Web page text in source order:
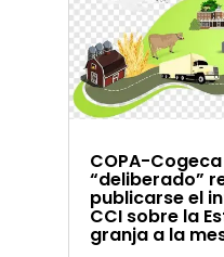
COPA-
“deliberado”
publicarse el
CCI sobre la
granja a la